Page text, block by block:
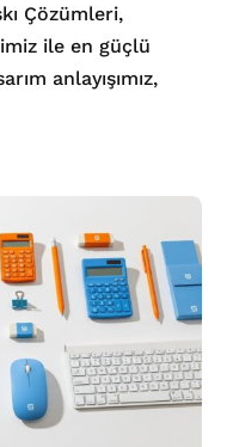
Çözümleri,
ile en güçlü
anlayışımız,